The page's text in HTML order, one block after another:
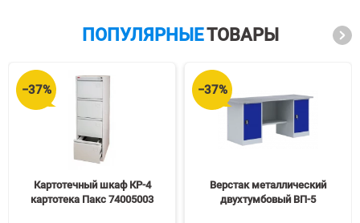
ПОПУЛЯРНЫЕТОВАРЫ
−37%
Картотечный шкаф КР-4
картотека Пакс 74005003
−37%
Верстак металлический
двухтумбовый ВП-5